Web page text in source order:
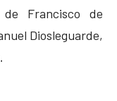
Francisco de
Diosleguarde,